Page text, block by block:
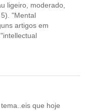
ligeiro, moderado,
"Mental
artigos em
que hoje